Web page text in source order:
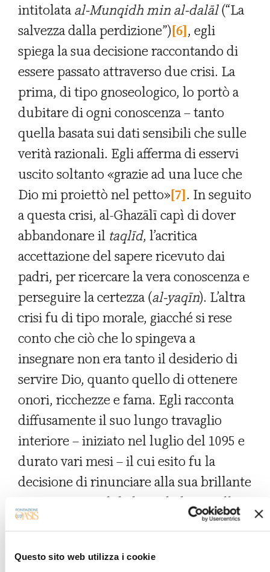
Questo sito web utilizza i cookie
intitolataal-Munqidh min al-dalāl(“La
salvezza dalla perdizione”)[6], egli
spiega la sua decisione raccontando di
essere passato attraverso due crisi. La
prima, di tipo gnoseologico, lo portò a
dubitare di ogni conoscenza – tanto
quella basata sui dati sensibili che sulle
verità razionali. Egli afferma di esservi
uscito soltanto «grazie ad una luce che
Dio mi proiettò nel petto»[7]. In seguito
a questa crisi, al-Ghazālī capì di dover
abbandonare il taqlīd, l’acritica
accettazione del sapere ricevuto dai
padri, per ricercare la vera conoscenza e
perseguire la certezza (al-yaqīn). L’altra
crisi fu di tipo morale, giacché si rese
conto che ciò che lo spingeva a
insegnare non era tanto il desiderio di
servire Dio, quanto quello di ottenere
onori, ricchezze e fama. Egli racconta
diffusamente il suo lungo travaglio
interiore – iniziato nel luglio del 1095 e
durato vari mesi – il cui esito fu la
decisione di rinunciare alla sua brillante
posizione a Baghdad per dedicarsi alla
vita contemplativa nella speranza di